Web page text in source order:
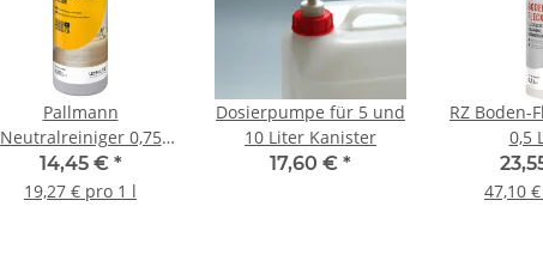
Pallmann
Neutralreiniger 0,75
Liter
14,45 € *
19,27 € pro 1 l
Dosierpumpe für 5 und
10 Liter Kanister
17,60 € *
RZ Boden-
0,5
47,10